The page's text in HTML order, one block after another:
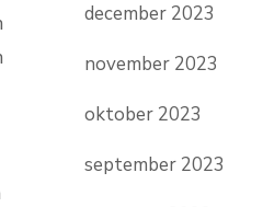
december 2023
november 2023
oktober 2023
september 2023